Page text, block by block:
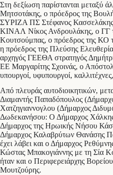
Στη δεξίωση παρίστανται μεταξύ
Μητσοτάκης, ο πρόεδρος της
ΣΥΡΙΖΑ ΠΣ Στέφανος
ΚΙΝΑΛ Νίκος Ανδρουλάκης, ο
Κουτσούμπας, ο πρόεδρος της ΚΟ
η πρόεδρος της Πλεύσης
αρχηγός ΓΕΕΘΑ στρατηγός
ΕΕ Μαργαρίτης Σχοινάς, ο
υπουργοί, υφυπουργοί,
Από πλευράς αυτοδιοικητικών,
Διαμαντής Παπαδόπουλος
Χατζηγιαννογλου (Δήμαρχος
Δωδεκανήσου: Ο Δήμαρχος
Δήμαρχος της Ηρωικής Νήσου
Δήμαρχος Καλαβρύτων Θανάσης
έχει λάβει και ο Δήμαρχος
Κώστας Μπακογιάννης με τη Σία
ήταν και ο Περιφερειάρχης
Μουτζούρης.